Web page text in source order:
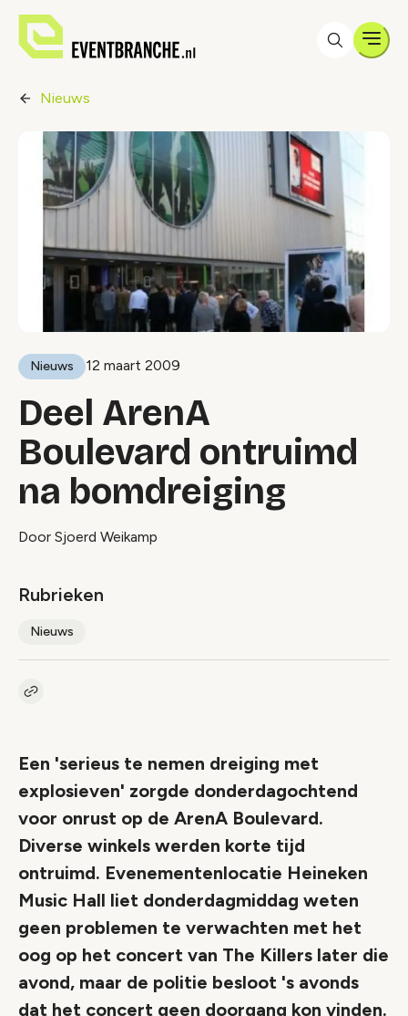
Nieuws
Nieuws 12 maart 2009
Deel ArenA
Boulevard ontruimd
na bomdreiging
Door Sjoerd Weikamp
Rubrieken
Nieuws
Kopieer link naar artikel
Een 'serieus te nemen dreiging met
explosieven' zorgde donderdagochtend
voor onrust op de ArenA Boulevard.
Diverse winkels werden korte tijd
ontruimd. Evenementenlocatie Heineken
Music Hall liet donderdagmiddag weten
geen problemen te verwachten met het
oog op het concert van The Killers later die
avond, maar de politie besloot 's avonds
dat het concert geen doorgang kon vinden.